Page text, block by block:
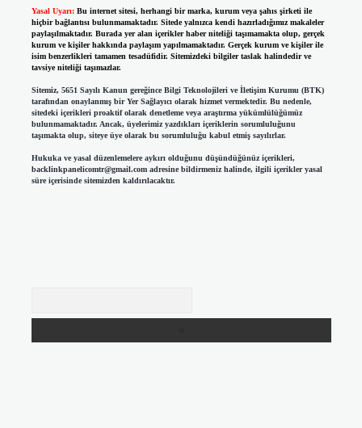
Yasal Uyarı: Bu internet sitesi, herhangi bir marka, kurum veya şahıs şirketi ile
hiçbir bağlantısı bulunmamaktadır. Sitede yalnızca kendi hazırladığımız makaleler
paylaşılmaktadır. Burada yer alan içerikler haber niteliği taşımamakta olup, gerçek
kurum ve kişiler hakkında paylaşım yapılmamaktadır. Gerçek kurum ve kişiler ile
isim benzerlikleri tamamen tesadüfidir. Sitemizdeki bilgiler taslak halindedir ve
tavsiye niteliği taşımazlar.
Sitemiz, 5651 Sayılı Kanun gereğince Bilgi Teknolojileri ve İletişim Kurumu (BTK)
tarafından onaylanmış bir Yer Sağlayıcı olarak hizmet vermektedir. Bu nedenle,
sitedeki içerikleri proaktif olarak denetleme veya araştırma yükümlülüğümüz
bulunmamaktadır. Ancak, üyelerimiz yazdıkları içeriklerin sorumluluğunu
taşımakta olup, siteye üye olarak bu sorumluluğu kabul etmiş sayılırlar.
Hukuka ve yasal düzenlemelere aykırı olduğunu düşündüğünüz içerikleri,
backlinkpanelicomtr@gmail.comadresine bildirmeniz halinde, ilgili içerikler yasal
süre içerisinde sitemizden kaldırılacaktır.